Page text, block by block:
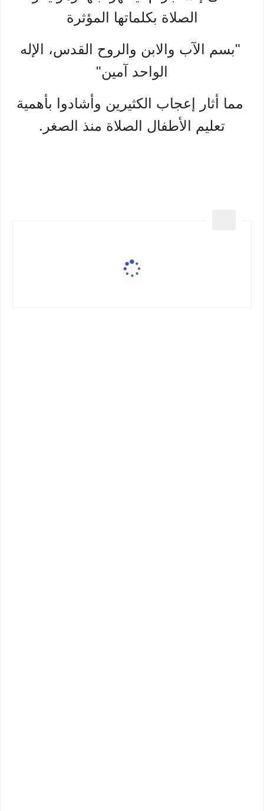
الصلاة بكلماتها المؤثرة
"بسم الآب والابن والروح القدس، الإله
الواحد آمين"
مما أثار إعجاب الكثيرين وأشادوا بأهمية
تعليم الأطفال الصلاة منذ الصغر.